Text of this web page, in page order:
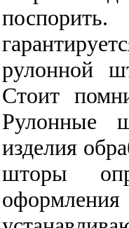
рулонной
Стоит
Рулонные
изделия
шторы